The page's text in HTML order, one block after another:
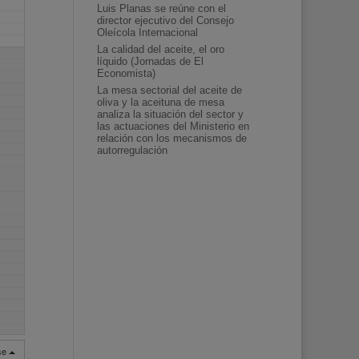
Luis Planas se reúne con el
director ejecutivo del Consejo
Oleícola Internacional
La calidad del aceite, el oro
líquido (Jornadas de El
Economista)
La mesa sectorial del aceite de
oliva y la aceituna de mesa
analiza la situación del sector y
las actuaciones del Ministerio en
relación con los mecanismos de
autorregulación